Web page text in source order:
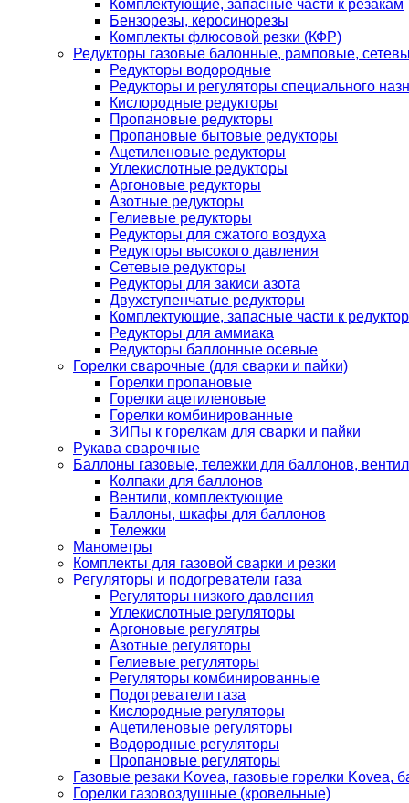
Комплектующие, запасные части к резакам
Бензорезы, керосинорезы
Комплекты флюсовой резки (КФР)
Редукторы газовые балонные, рамповые,
Редукторы водородные
Редукторы и регуляторы специального
Кислородные редукторы
Пропановые редукторы
Пропановые бытовые редукторы
Ацетиленовые редукторы
Углекислотные редукторы
Аргоновые редукторы
Азотные редукторы
Гелиевые редукторы
Редукторы для сжатого воздуха
Редукторы высокого давления
Сетевые редукторы
Редукторы для закиси азота
Двухступенчатые редукторы
Комплектующие, запасные части к
Редукторы для аммиака
Редукторы баллонные осевые
Горелки сварочные (для сварки и пайки)
Горелки пропановые
Горелки ацетиленовые
Горелки комбинированные
ЗИПы к горелкам для сварки и пайки
Рукава сварочные
Баллоны газовые, тележки для баллонов,
Колпаки для баллонов
Вентили, комплектующие
Баллоны, шкафы для баллонов
Тележки
Манометры
Комплекты для газовой сварки и резки
Регуляторы и подогреватели газа
Регуляторы низкого давления
Углекислотные регуляторы
Аргоновые регулятры
Азотные регуляторы
Гелиевые регуляторы
Регуляторы комбинированные
Подогреватели газа
Кислородные регуляторы
Ацетиленовые регуляторы
Водородные регуляторы
Пропановые регуляторы
Газовые резаки Kovea, газовые горелки Kovea,
Горелки газовоздушные (кровельные)